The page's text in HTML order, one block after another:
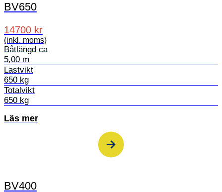
BV650
14700 kr
(inkl. moms)
Båtlängd ca
5,00 m
Lastvikt
650 kg
Totalvikt
650 kg
Läs mer
BV400